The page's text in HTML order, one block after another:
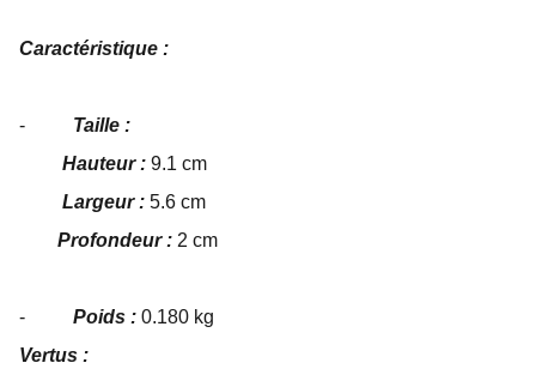
Caractéristique :
- Taille :
Hauteur : 9.1 cm
Largeur : 5.6 cm
Profondeur : 2 cm
- Poids : 0.180 kg
Vertus :